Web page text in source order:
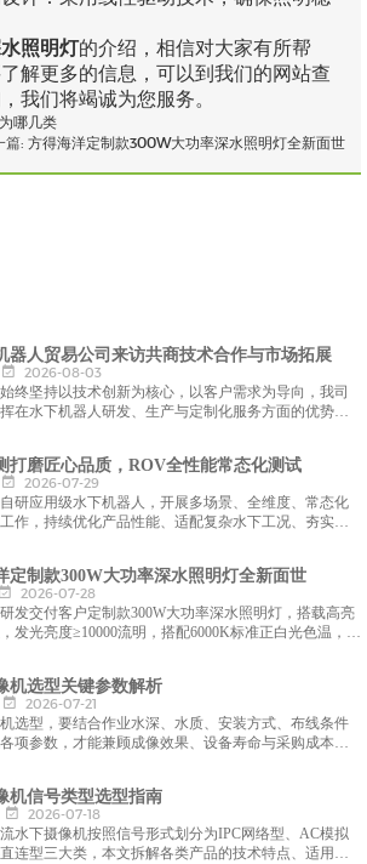
照明灯的介绍，相信对大家有所帮
解更多的信息，可以到我们的网站查
我们将竭诚为您服务。
哪几类
篇: 方得海洋定制款300W大功率深水照明灯全新面世
器人贸易公司来访共商技术合作与市场拓展
2026-08-03
终坚持以技术创新为核心，以客户需求为导向，我司
在水下机器人研发、生产与定制化服务方面的优势，
打磨匠心品质，ROV全性能常态化测试
2026-07-29
研应用级水下机器人，开展多场景、全维度、常态化
作，持续优化产品性能、适配复杂水下工况、夯实设
水下装备。
定制款300W大功率深水照明灯全新面世
2026-07-28
发交付客户定制款300W大功率深水照明灯，搭载高亮
发光亮度≥10000流明，搭配6000K标准正白光色温，光
全性。
机选型关键参数解析
2026-07-21
选型，要结合作业水深、水质、安装方式、布线条件
项参数，才能兼顾成像效果、设备寿命与采购成本，
机信号类型选型指南
2026-07-18
水下摄像机按照信号形式划分为IPC网络型、AC模拟
连型三大类，本文拆解各类产品的技术特点、适用场